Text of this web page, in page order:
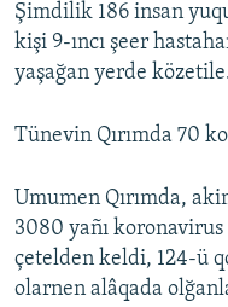
Şimdilik 186 insan
kişi 9-ıncı şeer
yaşağan yerde
Tünevin Qırımda 70
Umumen Qırımda,
3080 yañı
çetelden keldi, 124-ü
olarnen alâqada